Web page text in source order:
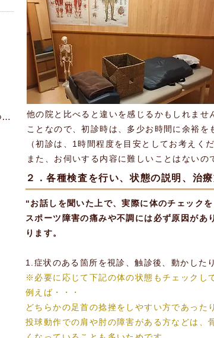
他の院と比べると違いを感じるかもしれま
ことなので、初診時は、多少お時間に余裕を
（初診は、1時間程度を目安としてお考えくだ
また、お伺いする内容に難しいことはないの
２．各種検査を行い、状態の説明、治
“お話しを聞いた上で、実際に体のチェック
スポーツ障害の痛みや不調には必ず原因が
ります。
1.症状のある箇所を視診、触診後、動かした
※必要に応じて下記の体の状態もチェックし
例えば・・・
どちらかの足首の捻挫をしやすい方であっ
投球動作での肩や肘の障害がある方などは、
当院でのカイロプラクティックについて
（14）14件の記事
42件の記事